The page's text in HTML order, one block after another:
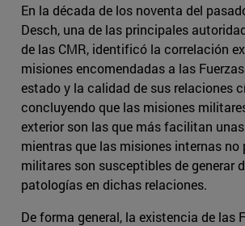
En la década de los noventa del
Desch, una de las principales
de las CMR, identificó la correlación
misiones encomendadas a las
estado y la calidad de sus relaciones
concluyendo que las misiones
exterior son las que más facilitan
mientras que las misiones internas no
militares son susceptibles de generar
patologías en dichas relaciones.
De forma general, la existencia de las